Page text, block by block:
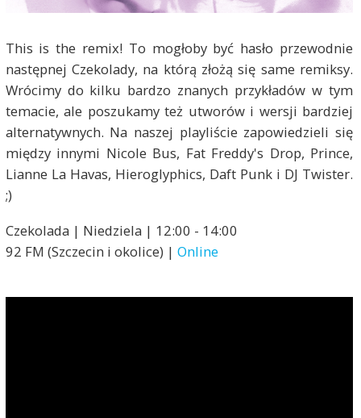
This is the remix! To mogłoby być hasło przewodnie
następnej Czekolady, na którą złożą się same remiksy.
Wrócimy do kilku bardzo znanych przykładów w tym
temacie, ale poszukamy też utworów i wersji bardziej
alternatywnych. Na naszej playliście zapowiedzieli się
między innymi Nicole Bus, Fat Freddy's Drop, Prince,
Lianne La Havas, Hieroglyphics, Daft Punk i DJ Twister.
;)
Czekolada | Niedziela | 12:00 - 14:00
92 FM (Szczecin i okolice) | Online